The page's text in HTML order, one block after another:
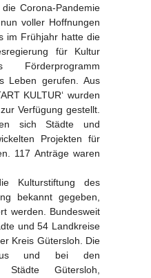
Corona-Pandemie
voller Hoffnungen
im Frühjahr hatte die
für Kultur
Leben gerufen. Aus
KULTUR‘ wurden
Verfügung gestellt.
sich Städte und
Projekten für
117 Anträge waren
Kulturstiftung des
bekannt gegeben,
werden. Bundesweit
und 54 Landkreise
Kreis Gütersloh. Die
und bei den
Städte Gütersloh,